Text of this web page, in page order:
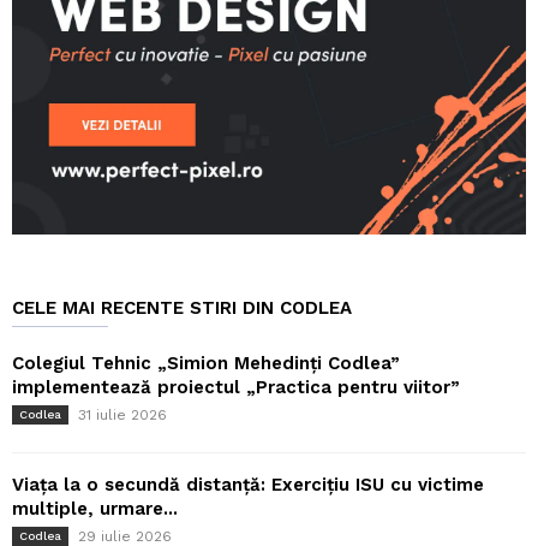
CELE MAI RECENTE STIRI DIN CODLEA
Colegiul Tehnic „Simion Mehedinți Codlea”
implementează proiectul „Practica pentru viitor”
Codlea 31 iulie 2026
Viața la o secundă distanță: Exercițiu ISU cu victime
multiple, urmare...
Codlea 29 iulie 2026